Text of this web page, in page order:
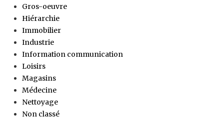
Gros-oeuvre
Hiérarchie
Immobilier
Industrie
Information communication
Loisirs
Magasins
Médecine
Nettoyage
Non classé